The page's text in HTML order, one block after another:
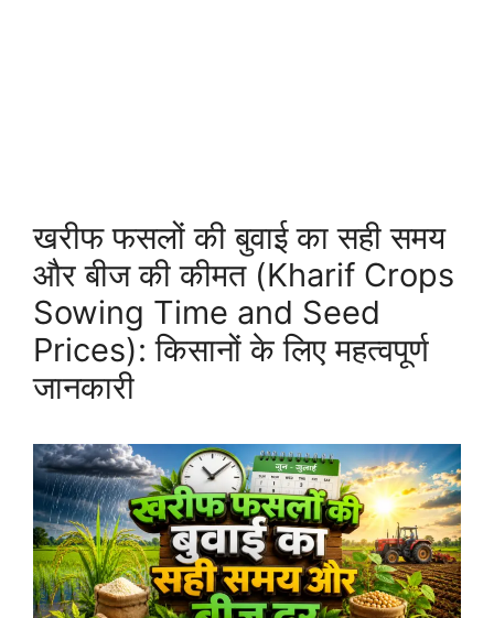
खरीफ फसलों की बुवाई का सही समय
और बीज की कीमत (Kharif Crops
Sowing Time and Seed
Prices): किसानों के लिए महत्वपूर्ण
जानकारी